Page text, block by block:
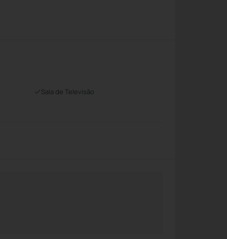
Sala de Televisão